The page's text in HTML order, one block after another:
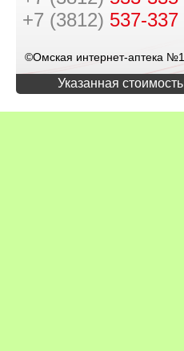
+7 (3812) 537-337
©Омская интернет-аптека
Указанная